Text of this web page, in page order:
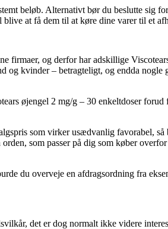
beløb. Alternativt bør du beslutte sig
at få dem til at køre dine varer til et
firmaer, og derfor har adskillige
og kvinder – betragteligt, og endda nogle
øjengel 2 mg/g – 30 enkeltdoser forud
som virker usædvanlig favorabel, så
som passer på dig som køber
du overveje en afdragsordning fra
det er dog normalt ikke videre